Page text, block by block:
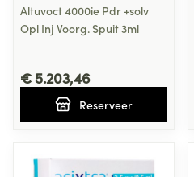
Altuvoct 4000ie Pdr +solv
Opl Inj Voorg. Spuit 3ml
€ 5.203,46
Reserveer